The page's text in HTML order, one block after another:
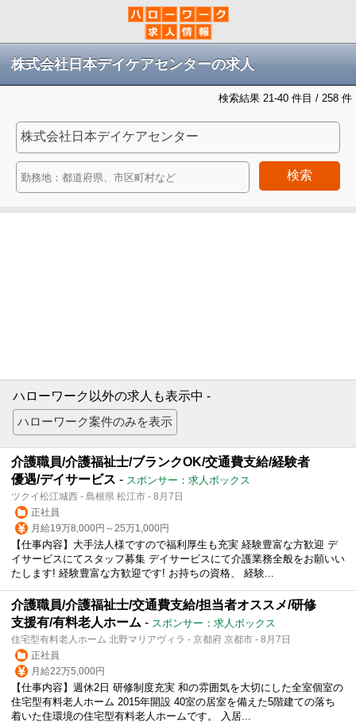
株式会社日本デイケアセンターの求人
検索結果 21-40 件目 / 258 件
検索
ハローワーク以外の求人も表示中 -
介護職員/介護福祉士/ブランクOK/交通費支給/経験者
優遇/デイサービス - スポンサー：求人ボックス
ツクイ松江城西 - 島根県 松江市 - 8月7日
正社員
月給19万8,000円～25万1,000円
【仕事内容】大手法人様ですので福利厚生も充実 経験豊富な方歓迎 デ
イサービスにてスタッフ募集 デイサービスにて介護業務全般をお願いい
たします! 経験豊富な方歓迎です! お持ちの資格、 経験...
介護職員/介護福祉士/交通費支給/担当者オススメ/研修
支援有/有料老人ホーム - スポンサー：求人ボックス
住宅型有料老人ホーム 北野マリアヴィラ - 京都府 京都市 - 8月7日
正社員
月給22万5,000円
【仕事内容】週休2日 研修制度充実 和の雰囲気を大切にした全室個室の
住宅型有料老人ホーム 2015年開設 40室の居室を備えた5階建ての落ち
着いた住環境の住宅型有料老人ホームです。 入居...